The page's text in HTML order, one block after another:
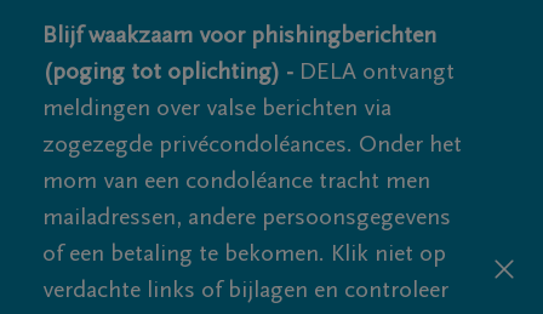
Blijf waakzaam voor phishingberichten
(poging tot oplichting) - DELA ontvangt
meldingen over valse berichten via
zogezegde privécondoléances. Onder het
mom van een condoléance tracht men
mailadressen, andere persoonsgegevens
of een betaling te bekomen. Klik niet op
verdachte links of bijlagen en controleer